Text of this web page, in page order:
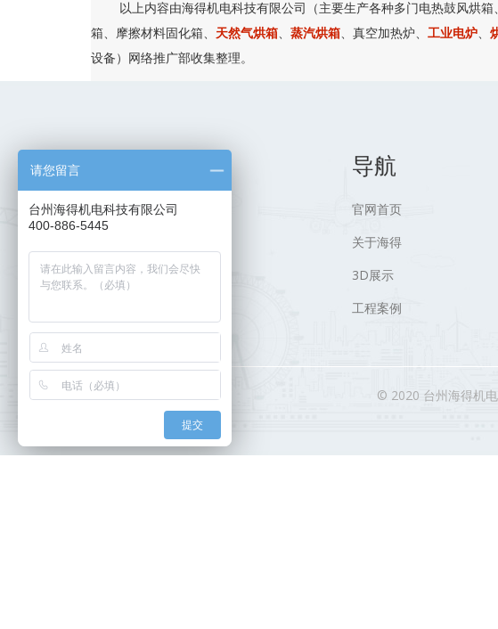
以上内容由海得机电科技有限公司（主要生产各种多门电热鼓风烘箱
箱、摩擦材料固化箱、 天然气烘箱 蒸汽烘箱 、真空加热炉、 工业电炉
设备）网络推广部收集整理。
导航
官网首页
关于海得
3D展示
工程案例
© 2020 台州海得机
请您留言
台州海得机电科技有限公司
400-886-5445
提交